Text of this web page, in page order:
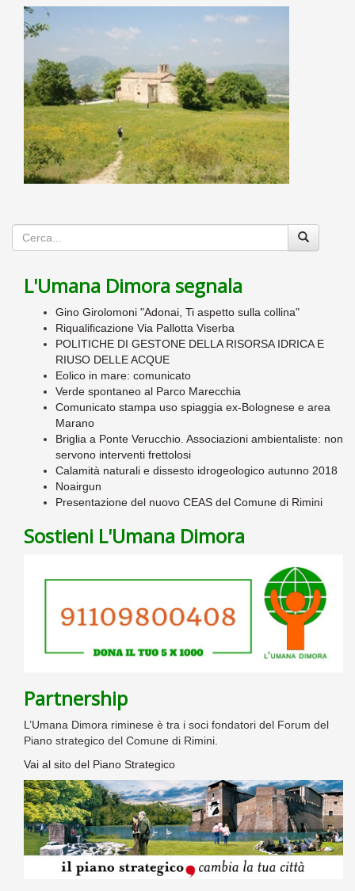
L'Umana Dimora segnala
Gino Girolomoni "Adonai, Ti aspetto sulla collina"
Riqualificazione Via Pallotta Viserba
POLITICHE DI GESTONE DELLA RISORSA IDRICA E
RIUSO DELLE ACQUE
Eolico in mare: comunicato
Verde spontaneo al Parco Marecchia
Comunicato stampa uso spiaggia ex-Bolognese e area
Marano
Briglia a Ponte Verucchio. Associazioni ambientaliste: non
servono interventi frettolosi
Calamità naturali e dissesto idrogeologico autunno 2018
Noairgun
Presentazione del nuovo CEAS del Comune di Rimini
Sostieni L'Umana Dimora
Partnership
L’Umana Dimora riminese è tra i soci fondatori del Forum del
Piano strategico del Comune di Rimini.
Vai al sito del Piano Strategico